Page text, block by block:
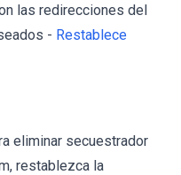
las redirecciones del
- Restablece
eliminar secuestrador
restablezca la